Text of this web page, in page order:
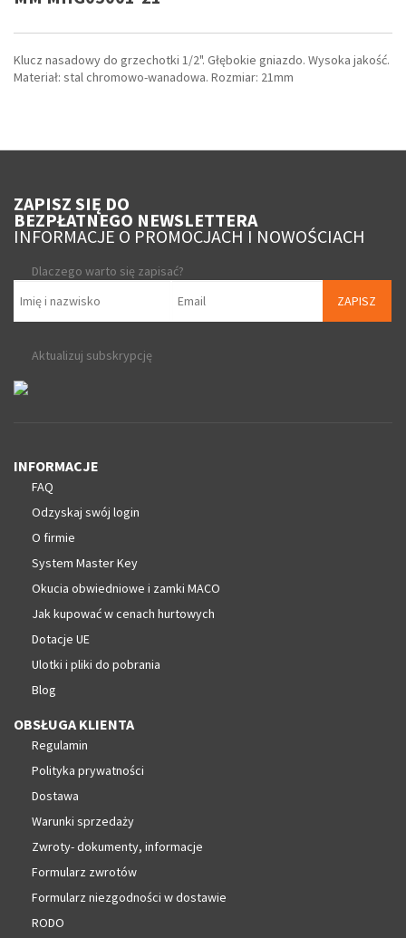
Klucz nasadowy do grzechotki 1/2". Głębokie gniazdo. Wysoka jakość.
Materiał: stal chromowo-wanadowa. Rozmiar: 21mm
ZAPISZ SIĘ DO
BEZPŁATNEGO NEWSLETTERA
INFORMACJE O PROMOCJACH I NOWOŚCIACH
Dlaczego warto się zapisać?
ZAPISZ
Aktualizuj subskrypcję
INFORMACJE
FAQ
Odzyskaj swój login
O firmie
System Master Key
Okucia obwiedniowe i zamki MACO
Jak kupować w cenach hurtowych
Dotacje UE
Ulotki i pliki do pobrania
Blog
OBSŁUGA KLIENTA
Regulamin
Polityka prywatności
Dostawa
Warunki sprzedaży
Zwroty- dokumenty, informacje
Formularz zwrotów
Formularz niezgodności w dostawie
RODO